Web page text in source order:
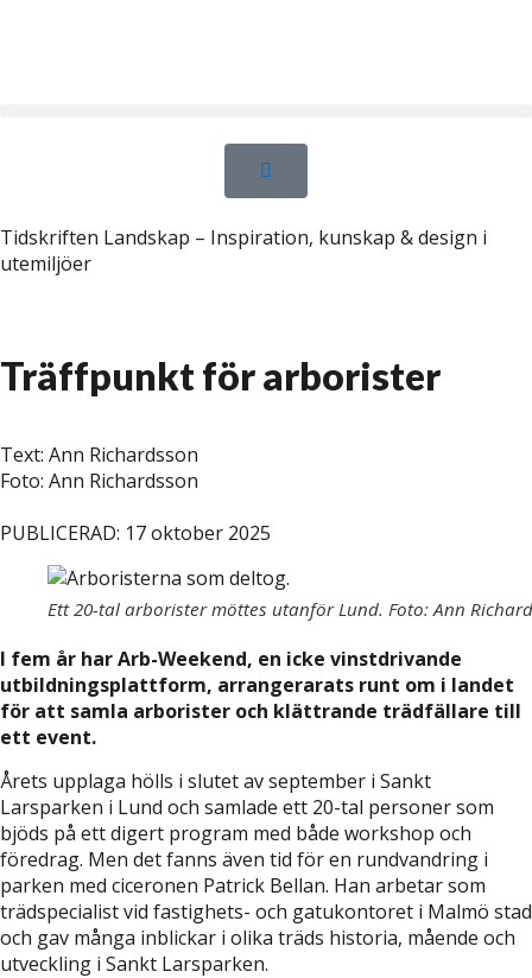
Tidskriften Landskap – Inspiration, kunskap & design i
utemiljöer
Träffpunkt för arborister
Text: Ann Richardsson
Foto: Ann Richardsson
PUBLICERAD: 17 oktober 2025
Ett 20-tal arborister möttes utanför Lund. Foto: Ann
I fem år har Arb-Weekend, en icke vinstdrivande
utbildningsplattform, arrangerarats runt om i landet
för att samla arborister och klättrande trädfällare till
ett event.
Årets upplaga hölls i slutet av september i Sankt
Larsparken i Lund och samlade ett 20-tal personer som
bjöds på ett digert program med både workshop och
föredrag. Men det fanns även tid för en rundvandring i
parken med ciceronen Patrick Bellan. Han arbetar som
trädspecialist vid fastighets- och gatukontoret i Malmö stad
och gav många inblickar i olika träds historia, mående och
utveckling i Sankt Larsparken.